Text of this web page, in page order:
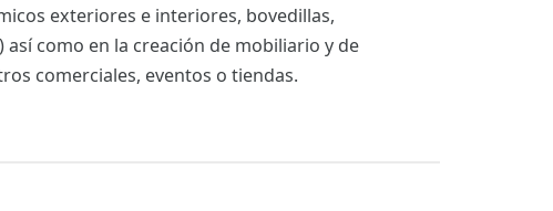
exteriores e interiores, bovedillas,
como en la creación de mobiliario y de
comerciales, eventos o tiendas.